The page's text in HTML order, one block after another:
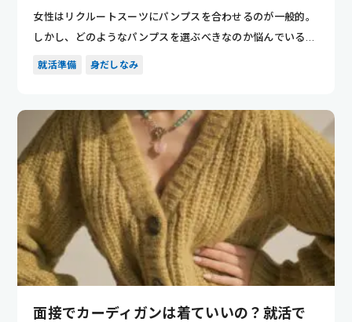
女性はリクルートスーツにパンプスを合わせるのが一般的。
しかし、どのようなパンプスを選ぶべきなのか悩んでいる方
もいるのでは...
就活準備 身だしなみ
面接でカーディガンは着ていいの？就活で